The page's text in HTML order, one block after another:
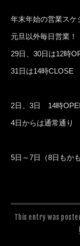
年末年始の営業スケ
元旦以外毎日営業！
29日、30日は12時
31日は14時CLOSE
2日、3日 14時
4日からは通常通
5日～7日（8日もか
This entry was